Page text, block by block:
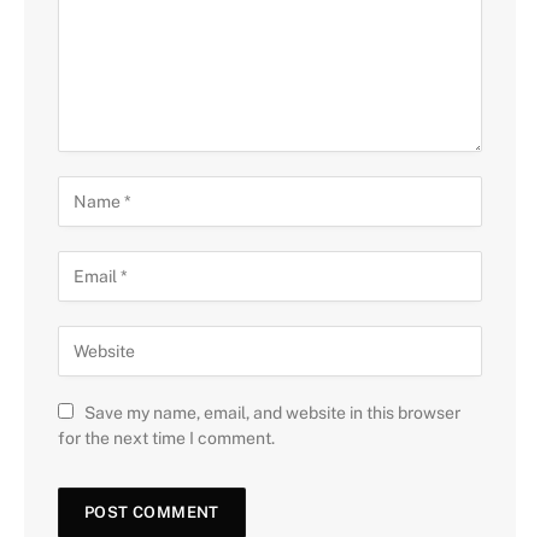
Save my name, email, and website in this browser
for the next time I comment.